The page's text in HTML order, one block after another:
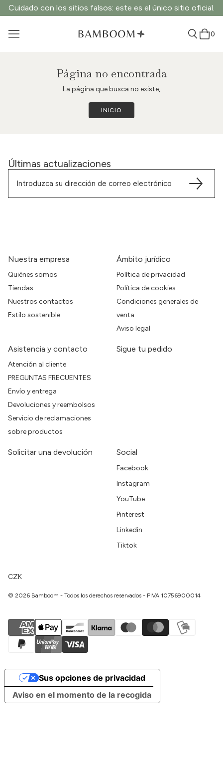
Cuidado con los sitios falsos: este es el único sitio oficial.
0
Página no encontrada
La página que busca no existe,
INICIO
Últimas actualizaciones
Nuestra empresa
Quiénes somos
Tiendas
Nuestros contactos
Estilo sostenible
Ámbito jurídico
Política de privacidad
Política de cookies
Condiciones generales de
venta
Aviso legal
Asistencia y contacto
Atención al cliente
PREGUNTAS FRECUENTES
Envío y entrega
Devoluciones y reembolsos
Servicio de reclamaciones
sobre productos
Sigue tu pedido
Solicitar una devolución Social
Facebook
Instagram
YouTube
Pinterest
Linkedin
Tiktok
CZK
© 2026 Bamboom - Todos los derechos reservados - PIVA 10756900014
Aviso en el momento de la recogida
Sus opciones de privacidad